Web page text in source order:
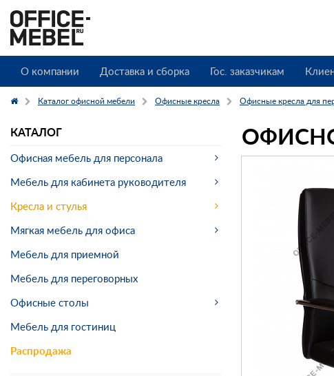
О компании Доставка и сборка Гос. заказчикам
Каталог офисной мебели Офисные кресла Офисные кресла для
КАТАЛОГ
Офисная мебель для персонала
Мебель для кабинета руководителя
Кресла и стулья
Мягкая мебель для офиса
Мебель для приемной
Мебель для переговорных
Офисные столы
Мебель для гостиниц
Распродажа